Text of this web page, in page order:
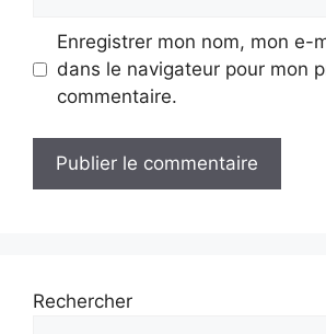
web
Enregistrer mon nom, mon e-
dans le navigateur pour mon
commentaire.
Rechercher